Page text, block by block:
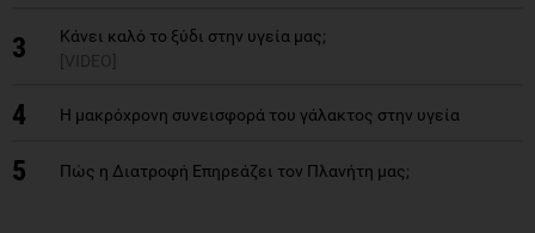
3
Κάνει καλό το ξύδι στην υγεία μας;
[VIDEO]
4 H μακρόχρονη συνεισφορά του γάλακτος στην υγεία
5 Πώς η Διατροφή Επηρεάζει τον Πλανήτη μας;